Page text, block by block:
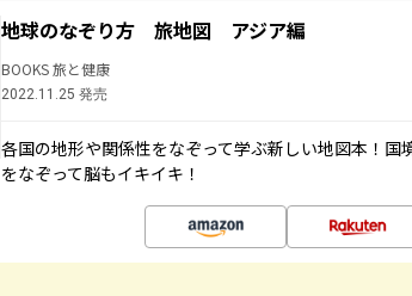
地球のなぞり方 旅地図 アジア編
BOOKS 旅と健康
2022.11.25 発売
各国の地形や関係性をなぞって学ぶ新しい地図本！
をなぞって脳もイキイキ！